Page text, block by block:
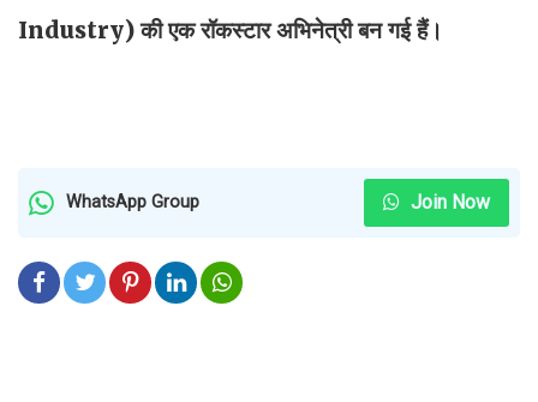
Industry) की एक रॉकस्टार अभिनेत्री बन गई हैं।
WhatsApp Group Join Now